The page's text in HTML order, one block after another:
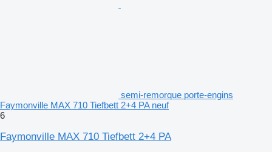
semi-remorque porte-engins
Faymonville MAX 710 Tiefbett 2+4 PA neuf
6
Faymonville MAX 710 Tiefbett 2+4 PA